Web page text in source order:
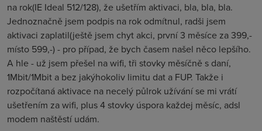
na rok(IE Ideal 512/128), že ušetřím aktivaci, bla, bla, bla.
Jednoznačně jsem podpis na rok odmítnul, radši jsem
aktivaci zaplatil(ještě jsem chyt akci, první 3 měsíce za 399,-
místo 599,-) - pro případ, že bych časem našel něco lepšího.
A hle - už jsem přešel na wifi, tři stovky měsíčně s daní,
1Mbit/1Mbit a bez jakýhokoliv limitu dat a FUP. Takže i
rozpočítaná aktivace na necelý půlrok užívání se mi vrátí
ušetřením za wifi, plus 4 stovky úspora každej měsíc, adsl
modem naštěstí udám.